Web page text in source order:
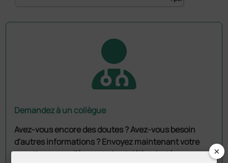
Demandez à un collègue
Avez-vous encore des doutes ? Avez-vous besoin
d'autres informations ? Envoyez maintenant votre
question aux collègues qui ont déjà acheté ce
×